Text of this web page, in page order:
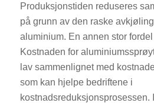
Produksjonstiden reduseres
på grunn av den raske
aluminium. En annen stor
Kostnaden for
lav sammenlignet med
som kan hjelpe bedriftene i
kostnadsreduksjonsprosessen.